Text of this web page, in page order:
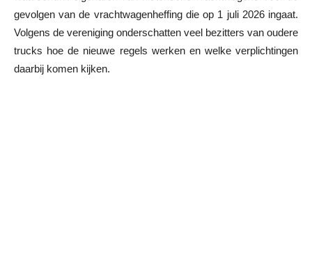
gevolgen van de vrachtwagenheffing die op 1 juli 2026 ingaat.
Volgens de vereniging onderschatten veel bezitters van oudere
trucks hoe de nieuwe regels werken en welke verplichtingen
daarbij komen kijken.